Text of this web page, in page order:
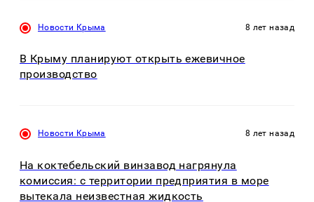
Новости Крыма 8 лет назад
В Крыму планируют открыть ежевичное
производство
Новости Крыма 8 лет назад
На коктебельский винзавод нагрянула
комиссия: с территории предприятия в море
вытекала неизвестная жидкость